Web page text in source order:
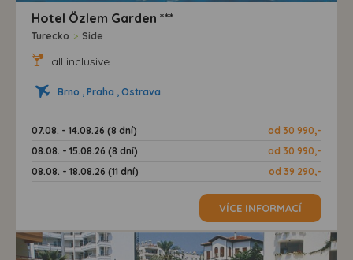
Hotel Özlem Garden ***
Turecko > Side
all inclusive
Brno , Praha , Ostrava
07.08. - 14.08.26 (8 dní)
od 30 990,-
08.08. - 15.08.26 (8 dní)
od 30 990,-
08.08. - 18.08.26 (11 dní)
od 39 290,-
VÍCE INFORMACÍ